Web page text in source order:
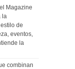
Magazine
la
de
eventos,
la
combinan